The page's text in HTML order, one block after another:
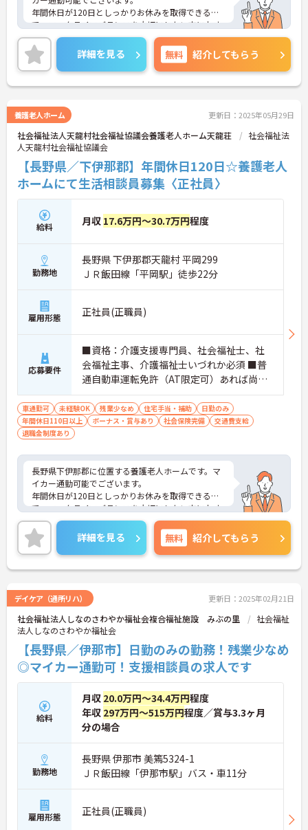
年間休日が120日としっかりお休みを取得できるの
で、ワークライフバランスを大切にしたい方におす
すめです。
昇給や賞与制度があり頑張りが評価されてしっかり
と職員に還元されます。賞与は計4ヶ月分の支給実績
と嬉しい高待遇です。
ご興味のある方には、面接対策ポイントなど、さら
さい！
詳細を見る 無料 紹介してもらう
養護老人ホーム 更新日：2025年05月29日
社会福祉法人天龍村社会福祉協議会養護老人ホーム天龍荘
社会福祉法
人天龍村社会福祉協議会
【長野県／下伊那郡】年間休日120日☆養護老人
ホームにて生活相談員募集〈正社員〉
給料 月収 17.6万円～30.7万円程度
勤務地
長野県 下伊那郡天龍村 平岡299
ＪＲ飯田線「平岡駅」徒歩22分
雇用形態 正社員(正職員)
応募要件
■資格：介護支援専門員、社会福祉士、社
会福祉主事、介護福祉士いづれか必須 ■普
通自動車運転免許（AT限定可）あれば尚可
■経験：あれば尚可
車通勤可 未経験OK 残業少なめ 住宅手当・補助
日勤のみ
年間休日110日以上
ボーナス・賞与あり 社会保険完備
交通費支給
退職金制度あり
長野県下伊那郡に位置する養護老人ホームです。マ
イカー通勤可能でございます。
年間休日が120日としっかりお休みを取得できるの
で、ワークライフバランスを大切にしたい方におす
すめです。
昇給や賞与制度があり頑張りが評価されてしっかり
と職員に還元されます。賞与は計4ヶ月分の支給実績
と嬉しい高待遇です。
ご興味のある方には、面接対策ポイントなど、さら
さい！
詳細を見る 無料 紹介してもらう
デイケア（通所リハ） 更新日：2025年02月21日
社会福祉法人しなのさわやか福祉会複合福祉施設 みぶの里
社会福祉
法人しなのさわやか福祉会
【長野県／伊那市】日勤のみの勤務！残業少なめ
◎マイカー通勤可！支援相談員の求人です
給料
月収 20.0万円～34.4万円程度
年収 297万円～515万円程度／賞与3.3ヶ月
分の場合
勤務地
長野県 伊那市 美篶5324-1
ＪＲ飯田線「伊那市駅」バス・車11分
雇用形態 正社員(正職員)